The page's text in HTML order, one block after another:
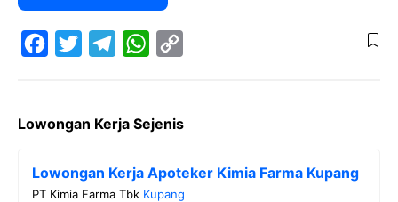
c
i
t
l
g
a
s
p
L
Lowongan Kerja Sejenis
Lowongan Kerja Apoteker Kimia Farma Kupang
PT Kimia Farma Tbk Kupang